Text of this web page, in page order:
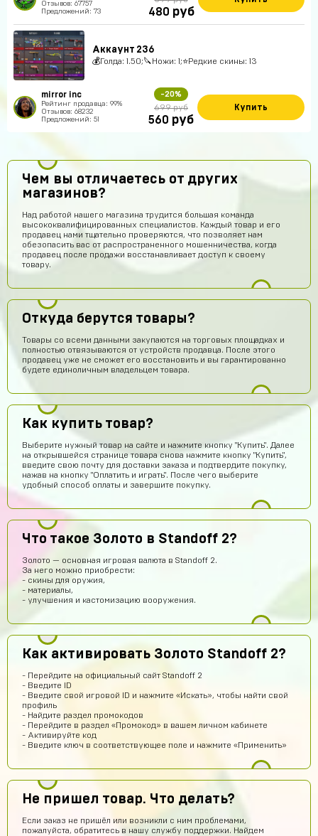
Отзывов: 67757
Предложений: 73
480 руб
Аккаунт 236
💰Голда: 1.50;🔪Ножи: 1;⭐️Редкие скины: 13
mirror inc
Рейтинг продавца: 99%
Отзывов: 68232
Предложений: 51
-20%
699 руб
560 руб
Купить
Чем вы отличаетесь от других
магазинов?
Над работой нашего магазина трудится большая команда
высококвалифицированных специалистов. Каждый товар и его
продавец нами тщательно проверяются, что позволяет нам
обезопасить вас от распространенного мошенничества, когда
продавец после продажи восстанавливает доступ к своему
товару.
Откуда берутся товары?
Товары со всеми данными закупаются на торговых площадках и
полностью отвязываются от устройств продавца. После этого
продавец уже не сможет его восстановить и вы гарантированно
будете единоличным владельцем товара.
Как купить товар?
Выберите нужный товар на сайте и нажмите кнопку "Купить". Далее
на открывшейся странице товара снова нажмите кнопку "Купить",
введите свою почту для доставки заказа и подтвердите покупку,
нажав на кнопку "Оплатить и играть". После чего выберите
удобный способ оплаты и завершите покупку.
Что такое Золото в Standoff 2?
Золото — основная игровая валюта в Standoff 2.
За него можно приобрести:
- скины для оружия,
- материалы,
- улучшения и кастомизацию вооружения.
Как активировать Золото Standoff 2?
- Перейдите на официальный сайт Standoff 2
- Введите ID
- Введите свой игровой ID и нажмите «Искать», чтобы найти свой
профиль
- Найдите раздел промокодов
- Перейдите в раздел «Промокод» в вашем личном кабинете
- Активируйте код
- Введите ключ в соответствующее поле и нажмите «Применить»
Не пришел товар. Что делать?
Если заказ не пришёл или возникли с ним проблемами,
пожалуйста, обратитесь в нашу службу поддержки. Найдем
Нурмухаммед Муканов 14 часов назад
Промок од на гемы получил!!! Буду покупать еще
Степан Измайлов
Илья Хакерович
ТОП АК ПОЛУЧИЛ)))
Волчонок Волков
Куда аккаунт приходит
Михантер Шут
На почту
На емаил
Павел Лавренчук
Все быстро и понятно! Всем рекомендую!
dragon 9 часов назад
Завтра закину 1000 будем проверку делать
8 часов назад
крутой сайт
Илья Лобазов
Пацаны рил не обманывают